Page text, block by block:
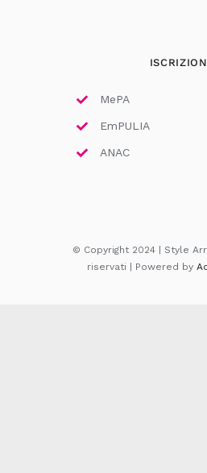
MePA
EmPULIA
ANAC
© Copyright 2024 | Style
riservati | Powered by